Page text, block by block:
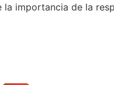
importancia de la